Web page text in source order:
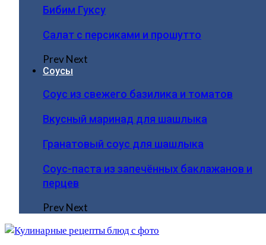
Бибим Гуксу
Салат с персиками и прошутто
PrevNext
Соусы
Соус из свежего базилика и томатов
Вкусный маринад для шашлыка
Гранатовый соус для шашлыка
Соус-паста из запечённых баклажанов и
перцев
PrevNext